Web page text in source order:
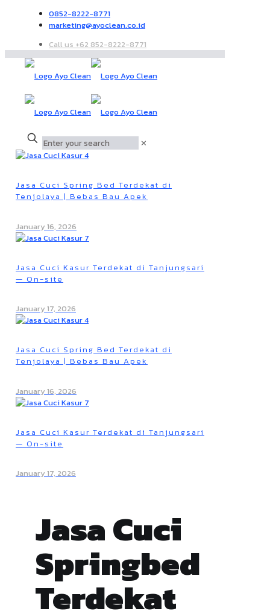
0852-8222-8771
marketing@ayoclean.co.id
Call us +62 852-8222-8771
✕
Jasa Cuci Spring Bed Terdekat di
Tenjolaya | Bebas Bau Apek
January 16, 2026
Jasa Cuci Kasur Terdekat di Tanjungsari
— On-site
January 17, 2026
Jasa Cuci Spring Bed Terdekat di
Tenjolaya | Bebas Bau Apek
January 16, 2026
Jasa Cuci Kasur Terdekat di Tanjungsari
— On-site
January 17, 2026
Jasa Cuci
Springbed
Terdekat